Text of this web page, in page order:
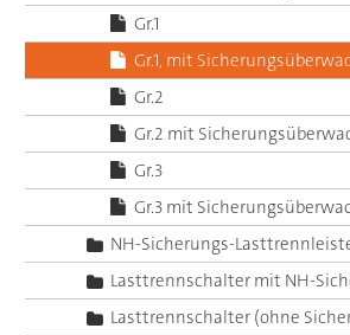
Gr.1
Gr.1, mit
Gr.2
Gr.2 mit
Gr.3
Gr.3 mit
NH-Sicherungs-
Lasttrennschalter mit NH-
Lasttrennschalter (ohne